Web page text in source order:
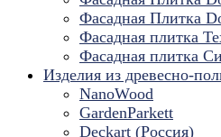
Фасадная Плитка
Фасадная плитка
Фасадная плитка
Изделия из древесно-
NanoWood
GardenParkett
Deckart (Россия)